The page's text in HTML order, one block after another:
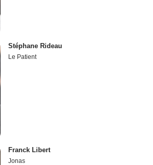
Stéphane Rideau
Le Patient
Franck Libert
Jonas